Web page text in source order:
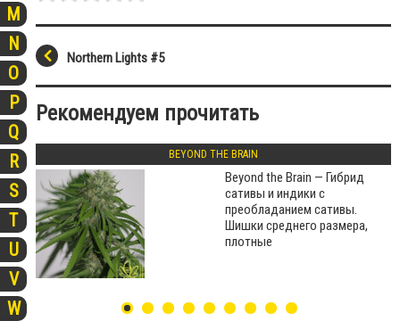
M
N
O
P
Q
R
S
T
U
V
W
Northern Lights #5
Рекомендуем прочитать
BEYOND THE BRAIN
Beyond the Brain — Гибрид
сативы и индики с
преобладанием сативы.
Шишки среднего размера,
плотные